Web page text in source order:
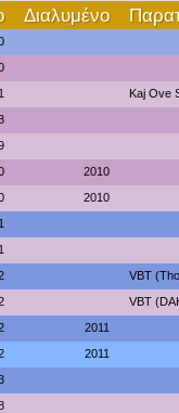
Διαλυμένο
Kaj Ove
2010
2010
VBT
VBT
2011
2011